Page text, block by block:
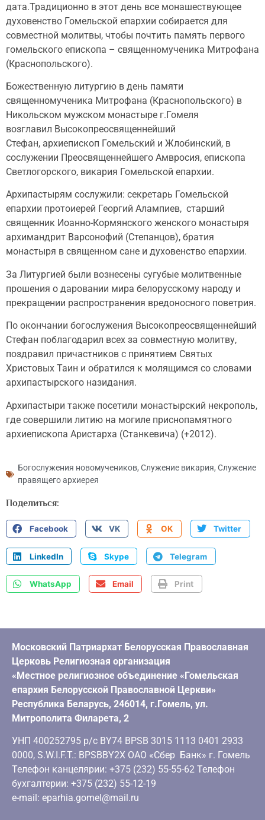
дата.Традиционно в этот день все монашествующее
духовенство Гомельской епархии собирается для
совместной молитвы, чтобы почтить память первого
гомельского епископа – священномученика Митрофана
(Краснопольского).
Божественную литургию в день памяти
священномученика Митрофана (Краснопольского) в
Никольском мужском монастыре г.Гомеля
возглавил Высокопреосвященнейший
Стефан, архиепископ Гомельский и Жлобинский, в
сослужении Преосвященнейшего Амвросия, епископа
Светлогорского, викария Гомельской епархии.
Архипастырям сослужили: секретарь Гомельской
епархии протоиерей Георгий Алампиев, старший
священник Иоанно-Кормянского женского монастыря
архимандрит Варсонофий (Степанцов), братия
монастыря в священном сане и духовенство епархии.
За Литургией были вознесены сугубые молитвенные
прошения о даровании мира белорусскому народу и
прекращении распространения вредоносного поветрия.
По окончании богослужения Высокопреосвященнейший
Стефан поблагодарил всех за совместную молитву,
поздравил причастников с принятием Святых
Христовых Таин и обратился к молящимся со словами
архипастырского назидания.
Архипастыри также посетили монастырский некрополь,
где совершили литию на могиле приснопамятного
архиепископа Аристарха (Станкевича) (+2012).
Богослужения новомучеников, Служение викария, Служение
правящего архиерея
Поделиться:
Facebook VK OK Twitter
LinkedIn Skype Telegram
WhatsApp Email Print
Московский Патриархат Белорусская Православная
Церковь Религиозная организация
«Местное религиозное объединение «Гомельская
епархия Белорусской Православной Церкви»
Республика Беларусь, 246014, г.Гомель, ул.
Митрополита Филарета, 2
УНП 400252795 р/с BY74 BPSB 3015 1113 0401 2933
0000, S.W.I.F.T.: BPSBBY2X ОАО «Сбер Банк» г. Гомель
Телефон канцелярии: +375 (232) 55-55-62 Телефон
бухгалтерии: +375 (232) 55-12-19
e-mail: eparhia.gomel@mail.ru